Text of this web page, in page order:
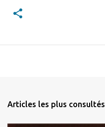
Articles les plus consultés